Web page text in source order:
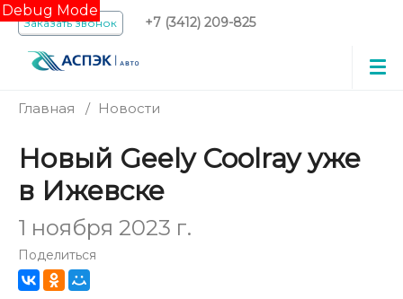
Debug Mode
Заказать звонок +7 (3412) 209-825
Главная / Новости
Новый Geely Coolray уже
в Ижевске
1 ноября 2023 г.
Поделиться